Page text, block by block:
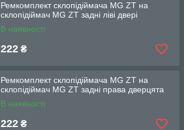
Ремкомплект склопідіймача MG ZT на
склопідіймач MG ZT задні ліві двері
В наявності
222 ₴
Ремкомплект склопідіймача MG ZT на
склопідіймач MG ZT задні права дверцята
В наявності
222 ₴